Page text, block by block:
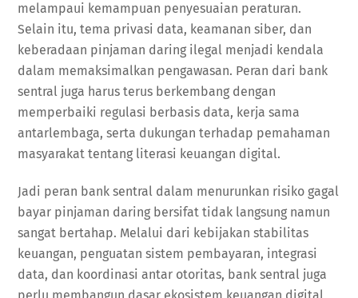
melampaui kemampuan penyesuaian peraturan.
Selain itu, tema privasi data, keamanan siber, dan
keberadaan pinjaman daring ilegal menjadi kendala
dalam memaksimalkan pengawasan. Peran dari bank
sentral juga harus terus berkembang dengan
memperbaiki regulasi berbasis data, kerja sama
antarlembaga, serta dukungan terhadap pemahaman
masyarakat tentang literasi keuangan digital.
Jadi peran bank sentral dalam menurunkan risiko gagal
bayar pinjaman daring bersifat tidak langsung namun
sangat bertahap. Melalui dari kebijakan stabilitas
keuangan, penguatan sistem pembayaran, integrasi
data, dan koordinasi antar otoritas, bank sentral juga